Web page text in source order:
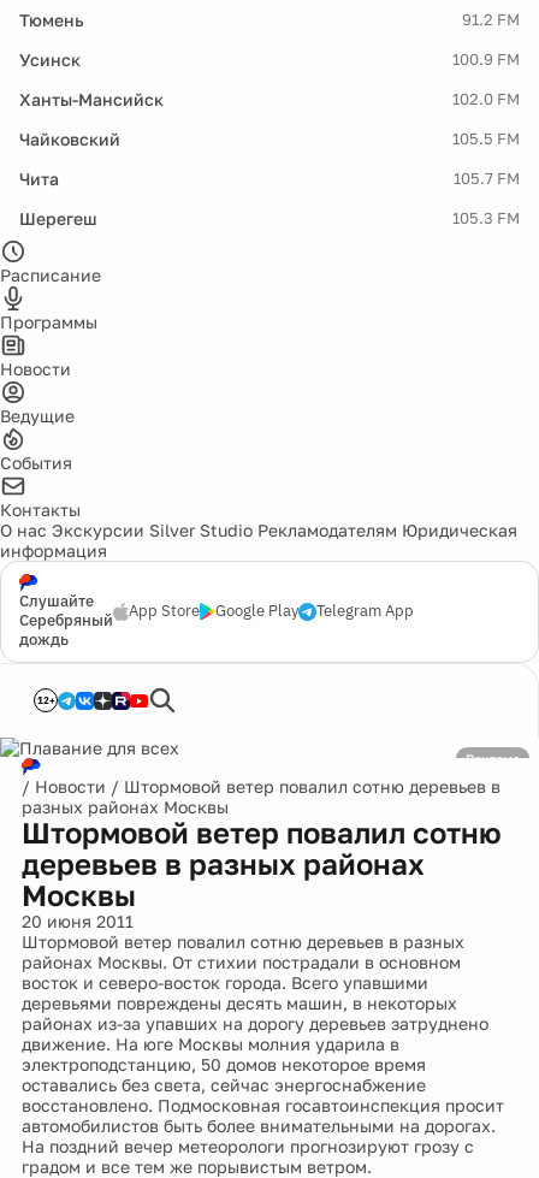
Тюмень 91.2 FM
Усинск 100.9 FM
Ханты-Мансийск 102.0 FM
Чайковский 105.5 FM
Чита 105.7 FM
Шерегеш 105.3 FM
Расписание
Программы
Новости
Ведущие
События
Контакты
О нас Экскурсии Silver Studio Рекламодателям Юридическая
информация
Слушайте
Серебряный
дождь
App Store Google Play Telegram App
12+
Реклама
/ Новости / Штормовой ветер повалил сотню деревьев в
разных районах Москвы
Штормовой ветер повалил сотню
деревьев в разных районах
Москвы
20 июня 2011
Штормовой ветер повалил сотню деревьев в разных
районах Москвы. От стихии пострадали в основном
восток и северо-восток города. Всего упавшими
деревьями повреждены десять машин, в некоторых
районах из-за упавших на дорогу деревьев затруднено
движение. На юге Москвы молния ударила в
электроподстанцию, 50 домов некоторое время
оставались без света, сейчас энергоснабжение
восстановлено. Подмосковная госавтоинспекция просит
автомобилистов быть более внимательными на дорогах.
На поздний вечер метеорологи прогнозируют грозу с
градом и все тем же порывистым ветром.